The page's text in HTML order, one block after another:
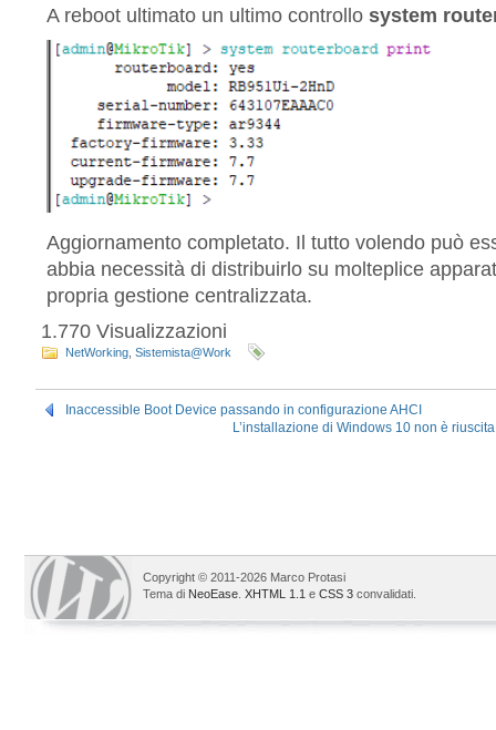
A reboot ultimato un ultimo controllo system
Aggiornamento completato. Il tutto volendo può
abbia necessità di distribuirlo su molteplice
propria gestione centralizzata.
1.770 Visualizzazioni
NetWorking Sistemista@Work
Inaccessible Boot Device passando in configurazione AHCI
L’installazione di Windows 10 non è
Copyright © 2011-2026 Marco Protasi
Tema di NeoEase XHTML 1.1 e CSS 3 convalidati.